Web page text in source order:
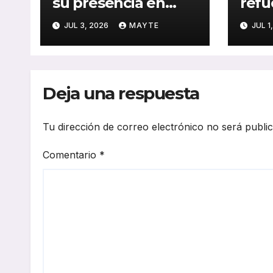
Turquía con un
pedido de 20
autobuses
JUL 3, 2026 MAYTE
con
JUL
Deja una respuesta
Tu dirección de correo electrónico no será
Comentario *